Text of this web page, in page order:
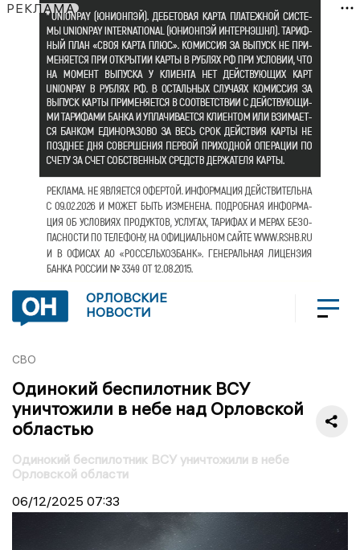
РЕКЛАМА
ОРЛОВСКИЕ
НОВОСТИ
СВО
Одинокий беспилотник ВСУ
уничтожили в небе над Орловской
областью
Одинокий беспилотник ВСУ уничтожили в небе
Орловской области
06/12/2025 07:33